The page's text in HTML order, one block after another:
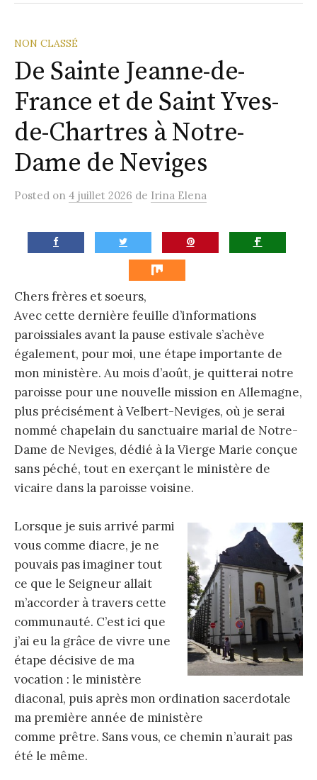
la
NON CLASSÉ
De Sainte Jeanne-de-
France et de Saint Yves-
de-Chartres à Notre-
Dame de Neviges
Posted on 4 juillet 2026 de Irina Elena
Chers frères et soeurs,
Avec cette dernière feuille d’informations
paroissiales avant la pause estivale s’achève
également, pour moi, une étape importante de
mon ministère. Au mois d’août, je quitterai notre
paroisse pour une nouvelle mission en Allemagne,
plus précisément à Velbert-Neviges, où je serai
nommé chapelain du sanctuaire marial de Notre-
Dame de Neviges, dédié à la Vierge Marie conçue
sans péché, tout en exerçant le ministère de
vicaire dans la paroisse voisine.
Lorsque je suis arrivé parmi
vous comme diacre, je ne
pouvais pas imaginer tout
ce que le Seigneur allait
m’accorder à travers cette
communauté. C’est ici que
j’ai eu la grâce de vivre une
étape décisive de ma
vocation : le ministère
diaconal, puis après mon ordination sacerdotale
ma première année de ministère
comme prêtre. Sans vous, ce chemin n’aurait pas
été le même.